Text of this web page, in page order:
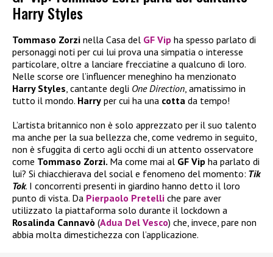
Harry Styles
Tommaso Zorzi nella Casa del GF Vip ha spesso parlato di
personaggi noti per cui lui prova una simpatia o interesse
particolare, oltre a lanciare frecciatine a qualcuno di loro.
Nelle scorse ore l’influencer meneghino ha menzionato
Harry Styles, cantante degli One Direction, amatissimo in
tutto il mondo. Harry per cui ha una cotta da tempo!
L’artista britannico non è solo apprezzato per il suo talento
ma anche per la sua bellezza che, come vedremo in seguito,
non è sfuggita di certo agli occhi di un attento osservatore
come Tommaso Zorzi. Ma come mai al GF Vip ha parlato di
lui? Si chiacchierava del social e fenomeno del momento: Tik
Tok. I concorrenti presenti in giardino hanno detto il loro
punto di vista. Da Pierpaolo Pretelli che pare aver
utilizzato la piattaforma solo durante il lockdown a
Rosalinda Cannavò (Adua Del Vesco) che, invece, pare non
abbia molta dimestichezza con l’applicazione.